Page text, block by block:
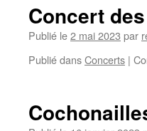
Concert
Publié le2 mai 2023 par
Publié dansConcerts |